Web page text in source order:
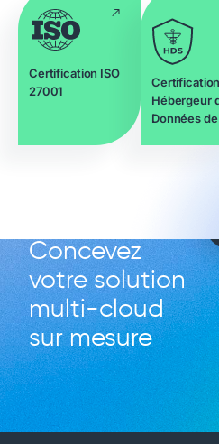
Certification ISO
27001
Certification
Hébergeur
Données
Concevez
votre solution
multi-cloud
sur mesure